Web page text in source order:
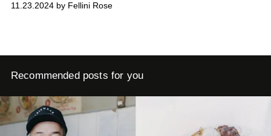
phương trình giải mà bạn cần phải tự nghiệm và tìm ra
11.23.2024 by Fellini Rose
Recommended posts for you